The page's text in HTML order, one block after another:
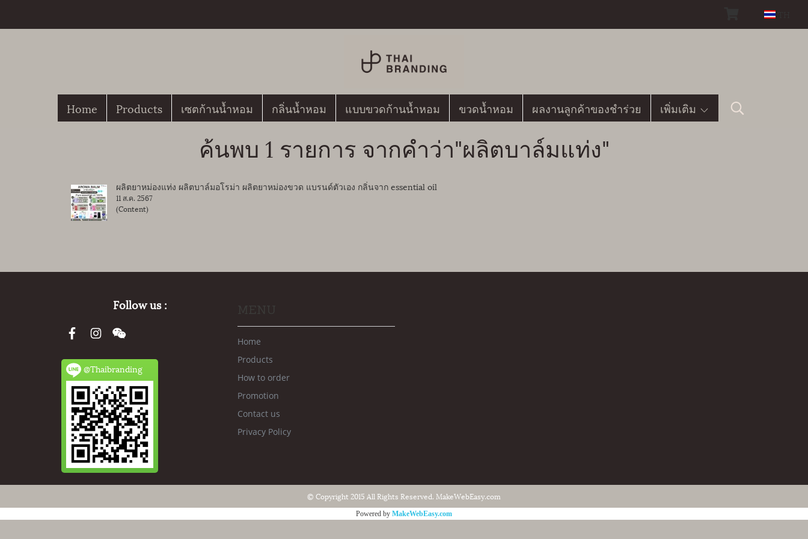
Home Products เซตก้านน้ำหอม กลิ่นน้ำหอม แบบขวดก้านน้ำหอม ขวดน้ำหอม ผลงานลูกค้าของชำร่วย เพิ่มเติม
ค้นพบ 1 รายการ จากคำว่า"ผลิตบาล์มแท่ง"
ผลิตยาหม่องแท่ง ผลิตบาล์มอโรม่า ผลิตยาหม่องขวด แบรนด์ตัวเอง กลิ่นจาก essential oil
11 ส.ค. 2567
(Content)
Follow us :
@Thaibranding
Home
Products
How to order
Promotion
Contact us
Privacy Policy
© Copyright 2015 All Rights Reserved. MakeWebEasy.com
Powered by MakeWebEasy.com